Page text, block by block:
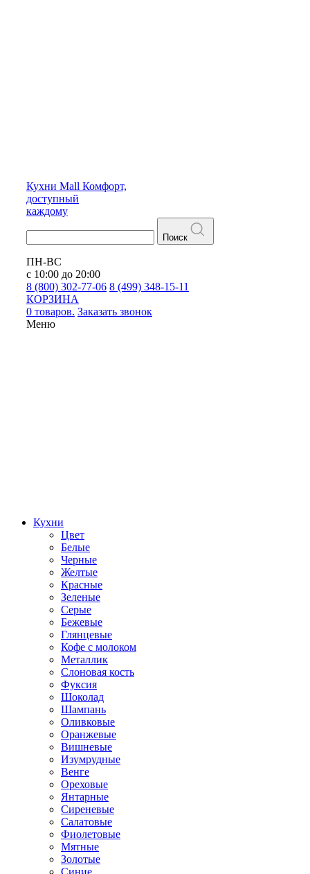
Кухни Mall Комфорт,
доступный
каждому
Поиск
ПН-ВС
с 10:00 до 20:00
8 (800) 302-77-06 8 (499) 348-15-11
КОРЗИНА
0 товаров. Заказать звонок
Меню
Кухни
Цвет
Белые
Черные
Желтые
Красные
Зеленые
Серые
Бежевые
Глянцевые
Кофе с молоком
Металлик
Слоновая кость
Фуксия
Шоколад
Шампань
Оливковые
Оранжевые
Вишневые
Изумрудные
Венге
Ореховые
Янтарные
Сиреневые
Салатовые
Фиолетовые
Мятные
Золотые
Синие